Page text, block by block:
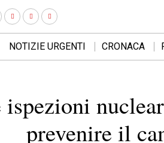
NOTIZIE URGENTI CRONACA
prevenire il